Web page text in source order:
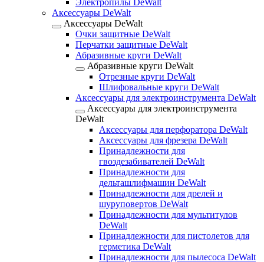
Электропилы DeWalt
Аксессуары DeWalt
Аксессуары DeWalt
Очки защитные DeWalt
Перчатки защитные DeWalt
Абразивные круги DeWalt
Абразивные круги DeWalt
Отрезные круги DeWalt
Шлифовальные круги DeWalt
Аксессуары для электроинструмента DeWalt
Аксессуары для электроинструмента
DeWalt
Аксессуары для перфоратора DeWalt
Аксессуары для фрезера DeWalt
Принадлежности для
гвоздезабивателей DeWalt
Принадлежности для
дельташлифмашин DeWalt
Принадлежности для дрелей и
шуруповертов DeWalt
Принадлежности для мультитулов
DeWalt
Принадлежности для пистолетов для
герметика DeWalt
Принадлежности для пылесоса DeWalt